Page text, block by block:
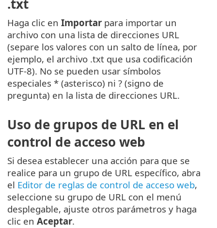
.txt
Haga clic en Importar para importar un
archivo con una lista de direcciones URL
(separe los valores con un salto de línea, por
ejemplo, el archivo .txt que usa codificación
UTF-8). No se pueden usar símbolos
especiales * (asterisco) ni ? (signo de
pregunta) en la lista de direcciones URL.
Uso de grupos de URL en el
control de acceso web
Si desea establecer una acción para que se
realice para un grupo de URL específico, abra
el Editor de reglas de control de acceso web,
seleccione su grupo de URL con el menú
desplegable, ajuste otros parámetros y haga
clic en Aceptar.